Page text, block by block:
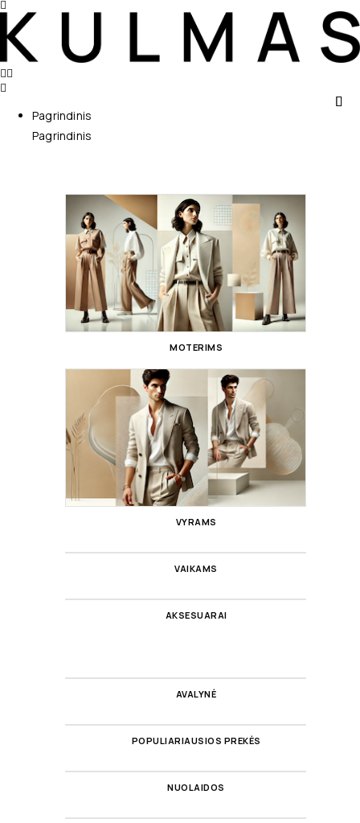
Pagrindinis
Pagrindinis
MOTERIMS
VYRAMS
VAIKAMS
AKSESUARAI
AVALYNĖ
POPULIARIAUSIOS PREKĖS
NUOLAIDOS